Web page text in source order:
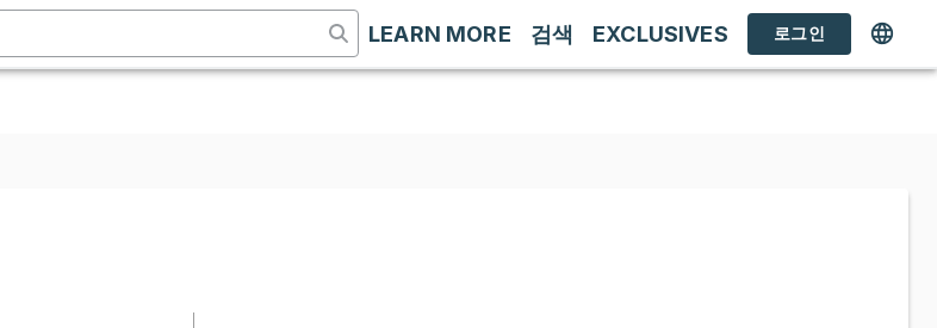
LEARN MORE 검색 EXCLUSIVES 로그인